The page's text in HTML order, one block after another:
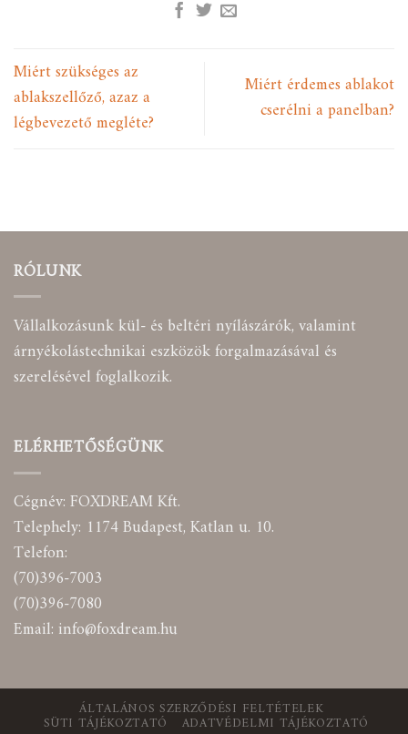
Miért szükséges az
ablakszellőző, azaz a
légbevezető megléte?
Miért érdemes ablakot
cserélni a panelban?
RÓLUNK
Vállalkozásunk kül- és beltéri nyílászárók, valamint
árnyékolástechnikai eszközök forgalmazásával és
szerelésével foglalkozik.
ELÉRHETŐSÉGÜNK
Cégnév: FOXDREAM Kft.
Telephely: 1174 Budapest, Katlan u. 10.
Telefon:
(70)396-7003
(70)396-7080
Email:info@foxdream.hu
ÁLTALÁNOS SZERZŐDÉSI FELTÉTELEK
SÜTI TÁJÉKOZTATÓ ADATVÉDELMI TÁJÉKOZTATÓ